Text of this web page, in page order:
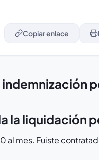
Copiar enlace
indemnización
la liquidación
al mes. Fuiste